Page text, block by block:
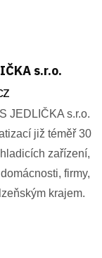
s.r.o.
JEDLIČKA s.r.o.
již téměř 30
zařízení,
firmy,
krajem.